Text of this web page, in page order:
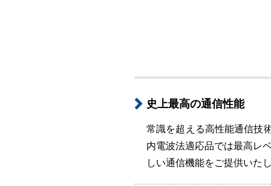
史上最高の通信性能
常識を超える高性能通信技
内電波法適応品では最高レ
しい通信機能をご提供いた